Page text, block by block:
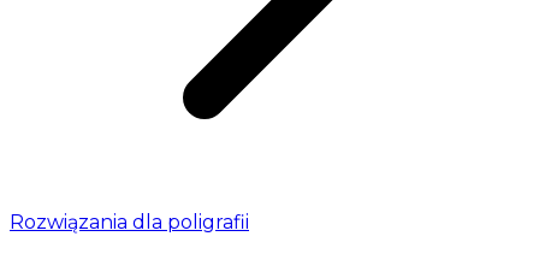
Rozwiązania dla poligrafii